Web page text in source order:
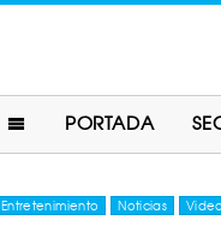
PORTADA
Entretenimiento Noticias